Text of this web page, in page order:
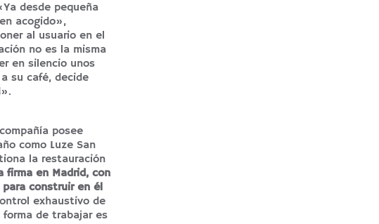
desde pequeña
acogido»,
al usuario en el
no es la misma
en silencio unos
su café, decide
posee
como Luze San
la restauración
firma en Madrid, con
construir en él
exhaustivo de
de trabajar es